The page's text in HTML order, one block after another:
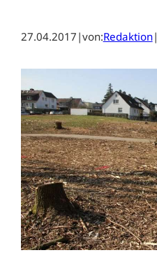
27.04.2017 |von:Redaktion|